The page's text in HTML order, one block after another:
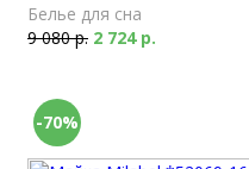
Белье для сна
9 080 р. 2 724 р.
-70%